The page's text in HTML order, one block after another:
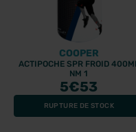
COOPER
ACTIPOCHE SPR FROID
NM 1
5€53
RUPTURE DE STOCK